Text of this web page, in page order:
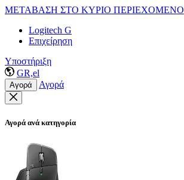
ΜΕΤΑΒΑΣΗ ΣΤΟ ΚΥΡΙΟ ΠΕΡΙΕΧΟΜΕΝΟ
Logitech G
Επιχείρηση
Υποστήριξη
GR,el
Αγορά Αγορά
Αγορά ανά κατηγορία